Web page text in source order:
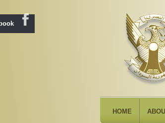
HOME